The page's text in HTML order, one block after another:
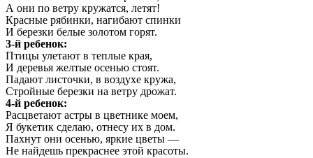
А они по ветру кружатся, летят!
Красные рябинки, нагибают спинки
И березки белые золотом горят.
3-й ребенок:
Птицы улетают в теплые края,
И деревья желтые осенью стоят.
Падают листочки, в воздухе кружа,
Стройные березки на ветру дрожат.
4-й ребенок:
Расцветают астры в цветнике моем,
Я букетик сделаю, отнесу их в дом.
Пахнут они осенью, яркие цветы —
Не найдешь прекраснее этой красоты.